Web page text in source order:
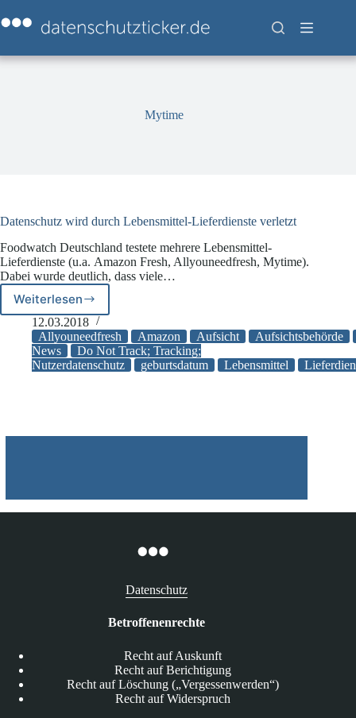
Inhalt
springen
Mytime
Datenschutz wird durch Lebensmittel-Lieferdienste verletzt
Foodwatch Deutschland testete mehrere Lebensmittel-
Lieferdienste (u.a. Amazon Fresh, Allyouneedfresh, Mytime).
Dabei wurde deutlich, dass viele…
WeiterlesenDatenschutz
wird
durch
Lebensmittel-
Lieferdienste
12.03.2018
Allyouneedfresh
Amazon Aufsicht
Aufsichtsbehörde
News
Do Not Track; Tracking;
Nutzerdatenschutz
geburtsdatum Lebensmittel
Datenschutz
Betroffenenrechte
Recht auf Auskunft
Recht auf Berichtigung
Recht auf Löschung („Vergessenwerden“)
Recht auf Widerspruch